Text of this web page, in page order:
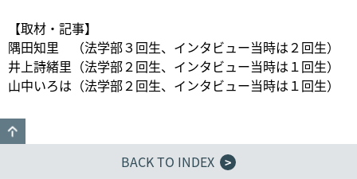
【取材・記事】
隅田知里 （法学部３回生、インタビュー当時は２回生）
井上詩緒里（法学部２回生、インタビュー当時は１回生）
山中いろは（法学部２回生、インタビュー当時は１回生）
BACK TO INDEX
>